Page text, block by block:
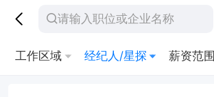
工作区域 经纪人/星探 薪资范围